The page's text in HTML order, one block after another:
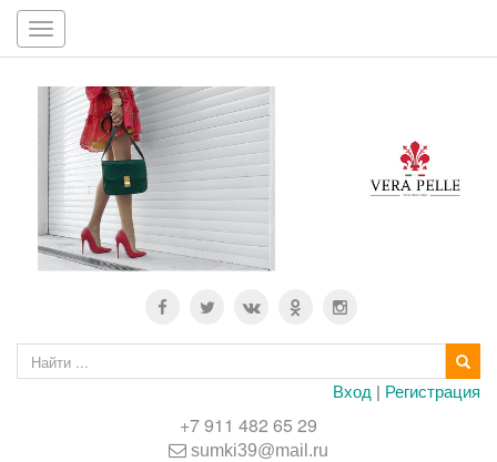
Toggle
navigation
Вход | Регистрация
+7 911 482 65 29
sumki39@mail.ru